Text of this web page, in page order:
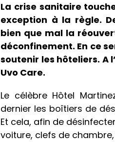
La crise sanitaire
exception à la règle.
bien que mal la
déconfinement. En ce
soutenir les hôteliers. A
Uvo Care.
Le célèbre Hôtel
dernier les boîtiers de
Et cela, afin de
voiture, clefs de